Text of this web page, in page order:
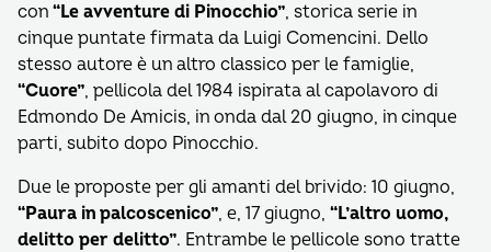
con “Le avventure di Pinocchio”, storica serie in
cinque puntate firmata da Luigi Comencini. Dello
stesso autore è un altro classico per le famiglie,
“Cuore”, pellicola del 1984 ispirata al capolavoro di
Edmondo De Amicis, in onda dal 20 giugno, in cinque
parti, subito dopo Pinocchio.
Due le proposte per gli amanti del brivido: 10 giugno,
“Paura in palcoscenico”, e, 17 giugno, “L’altro uomo,
delitto per delitto”. Entrambe le pellicole sono tratte